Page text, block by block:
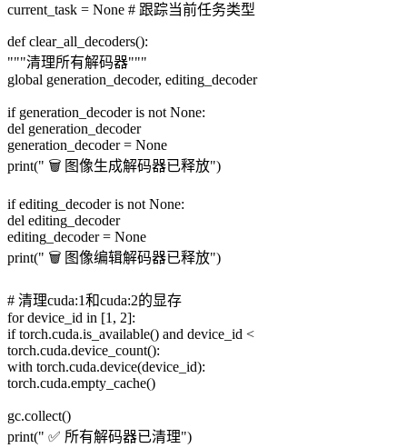
current_task = None # 跟踪当前任务类型
def clear_all_decoders():
"""清理所有解码器"""
global generation_decoder, editing_decoder
if generation_decoder is not None:
del generation_decoder
generation_decoder = None
print(" 🗑️ 图像生成解码器已释放")
if editing_decoder is not None:
del editing_decoder
editing_decoder = None
print(" 🗑️ 图像编辑解码器已释放")
# 清理cuda:1和cuda:2的显存
for device_id in [1, 2]:
if torch.cuda.is_available() and device_id <
torch.cuda.device_count():
with torch.cuda.device(device_id):
torch.cuda.empty_cache()
gc.collect()
print(" ✅ 所有解码器已清理")